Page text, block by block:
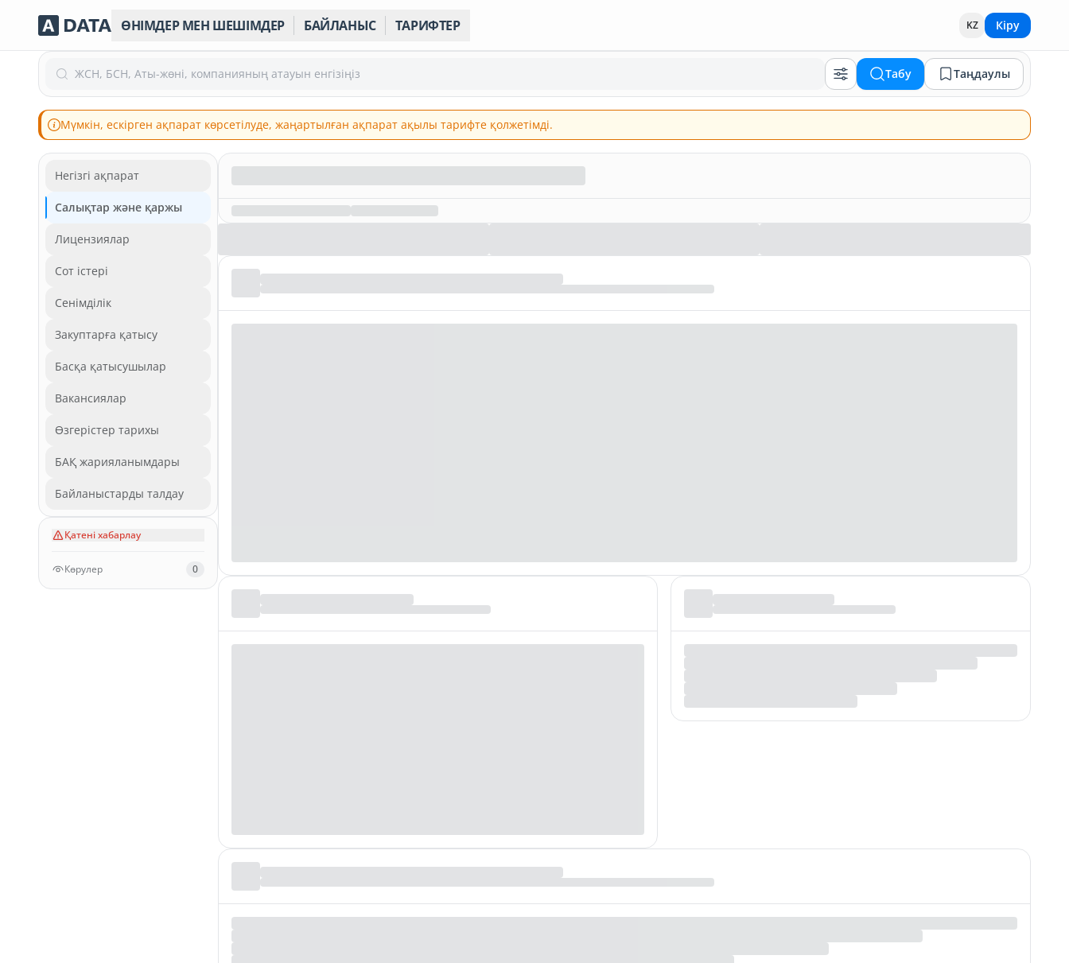
ӨНІМДЕР МЕН ШЕШІМДЕР БАЙЛАНЫС ТАРИФТЕР KZ Кіру
ЖСН, БСН, Аты-жөні, компанияның атауын енгізіңіз Табу Таңдаулы
Мүмкін, ескірген ақпарат көрсетілуде, жаңартылған ақпарат ақылы тарифте қолжетімді.
Негізгі ақпарат
Салықтар және қаржы
Лицензиялар
Сот істері
Сенімділік
Закуптарға қатысу
Басқа қатысушылар
Вакансиялар
Өзгерістер тарихы
БАҚ жарияланымдары
Байланыстарды талдау
Қатені хабарлау
Көрулер 0